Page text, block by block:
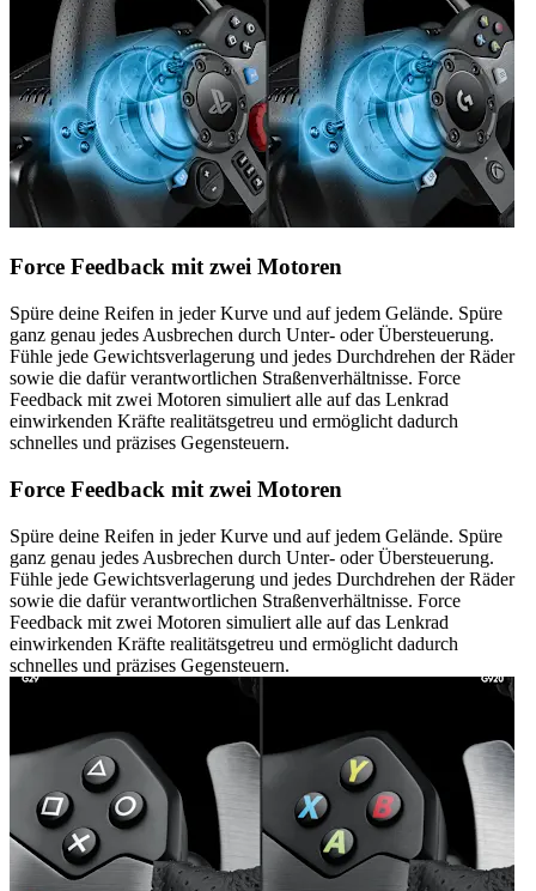
Force Feedback mit zwei Motoren
Spüre deine Reifen in jeder Kurve und auf jedem Gelände. Spüre
ganz genau jedes Ausbrechen durch Unter- oder Übersteuerung.
Fühle jede Gewichtsverlagerung und jedes Durchdrehen der Räder
sowie die dafür verantwortlichen Straßenverhältnisse. Force
Feedback mit zwei Motoren simuliert alle auf das Lenkrad
einwirkenden Kräfte realitätsgetreu und ermöglicht dadurch
schnelles und präzises Gegensteuern.
Force Feedback mit zwei Motoren
Spüre deine Reifen in jeder Kurve und auf jedem Gelände. Spüre
ganz genau jedes Ausbrechen durch Unter- oder Übersteuerung.
Fühle jede Gewichtsverlagerung und jedes Durchdrehen der Räder
sowie die dafür verantwortlichen Straßenverhältnisse. Force
Feedback mit zwei Motoren simuliert alle auf das Lenkrad
einwirkenden Kräfte realitätsgetreu und ermöglicht dadurch
schnelles und präzises Gegensteuern.